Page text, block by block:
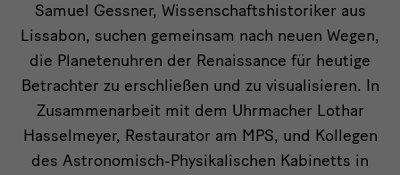
Samuel Gessner, Wissenschaftshistoriker aus
Lissabon, suchen gemeinsam nach neuen Wegen,
die Planetenuhren der Renaissance für heutige
Betrachter zu erschließen und zu visualisieren. In
Zusammenarbeit mit dem Uhrmacher Lothar
Hasselmeyer, Restaurator am MPS, und Kollegen
des Astronomisch-Physikalischen Kabinetts in